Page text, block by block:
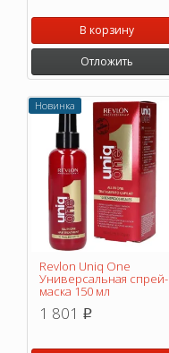
В корзину
Отложить
Новинка
Revlon Uniq One
Универсальная спрей-
маска 150 мл
1 801 p